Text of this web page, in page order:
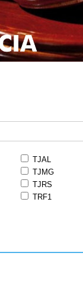
TJAL
TJMG
TJRS
TRF1